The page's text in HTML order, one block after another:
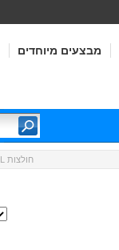
מבצעים מיוחדים
:: DIESEL חולצות